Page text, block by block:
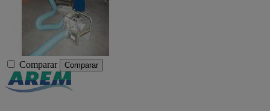
Comparar Comparar